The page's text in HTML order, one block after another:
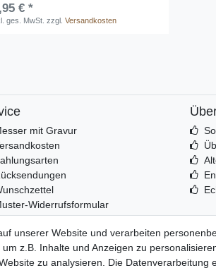
€ *
ges. MwSt. zzgl.Versandkosten
mit Gravur
Widerrufsformular
unserer Website und verarbeiten
z.B. Inhalte und Anzeigen zu
zu analysieren. Die Datenverarbeitung